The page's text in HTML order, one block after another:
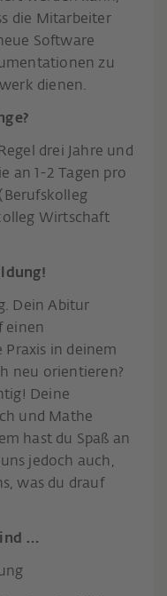
die Mitarbeiter
Software
zu
dienen.
drei Jahre und
an 1-2 Tagen pro
Wirtschaft
Dein Abitur
einen
Praxis in deinem
neu orientieren?
Deine
und Mathe
hast du Spaß an
jedoch auch,
was du drauf
…